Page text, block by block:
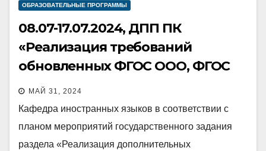
ОБРАЗОВАТЕЛЬНЫЕ ПРОГРАММЫ
08.07-17.07.2024, ДПП ПК
«Реализация требований
обновленных ФГОС ООО, ФГОС
СОО в работе учителя»
МАЙ 31, 2024
Кафедра иностранных языков в соответствии с
планом мероприятий государственного задания
раздела «Реализация дополнительных